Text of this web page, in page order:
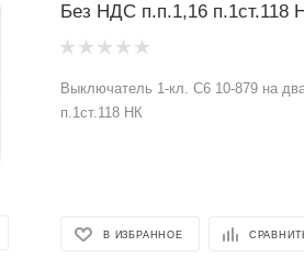
Без НДС п.п.1,16 п.1ст.118
Выключатель 1-кл. С6 10-879 на
п.1ст.118 НК
В ИЗБРАННОЕ